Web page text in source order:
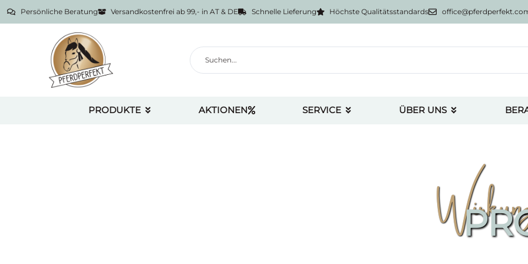
Persönliche Beratung Versandkostenfrei ab 99,- in AT & DE Schnelle Lieferung Höchste Qualitätsstandards
PRODUKTE AKTIONEN SERVICE ÜBER UNS